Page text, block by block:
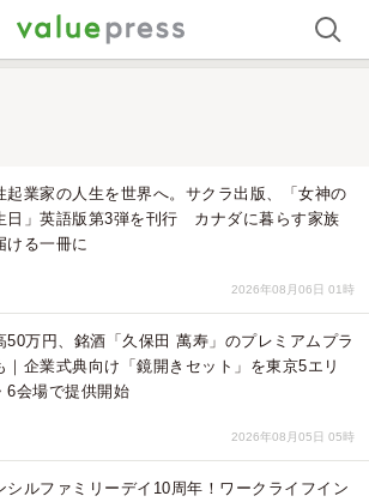
起業家の人生を世界へ。サクラ出版、「女神の
日」英語版第3弾を刊行 カナダに暮らす家族
ける一冊に
2026年08月06日 01時
50万円、銘酒「久保田 萬寿」のプレミアムプラ
｜企業式典向け「鏡開きセット」を東京5エリ
6会場で提供開始
2026年08月05日 05時
シルファミリーデイ10周年！ワークライフイン